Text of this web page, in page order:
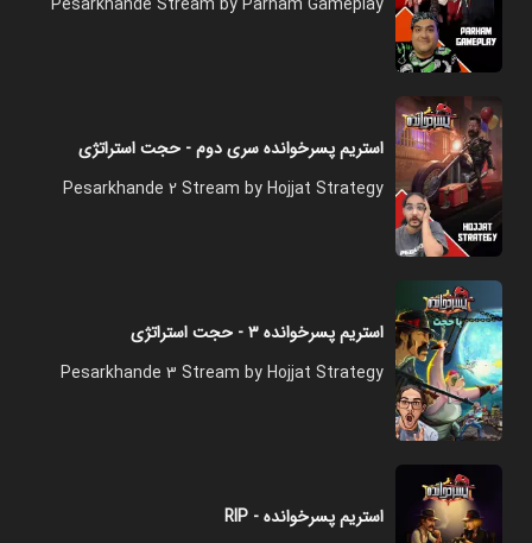
استریم پسرخوانده سری دوم - حجت استراتژی
Pesarkhande 2 Stream by Hojjat Strategy
استریم پسرخوانده ۳ - حجت استراتژی
Pesarkhande 3 Stream by Hojjat Strategy
استریم پسرخوانده - RIP